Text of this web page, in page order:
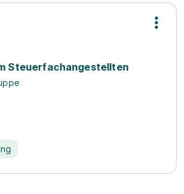
Steuerfachangestellten